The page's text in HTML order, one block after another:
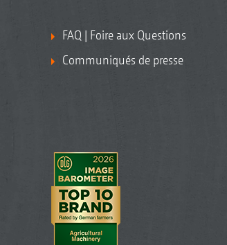
FAQ | Foire aux Questions
Communiqués de presse